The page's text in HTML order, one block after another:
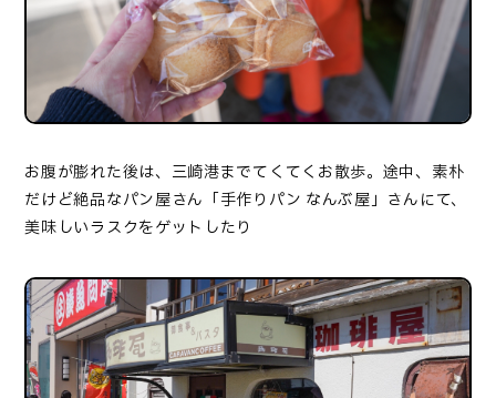
お腹が膨れた後は、三崎港までてくてくお散歩。途中、素朴
だけど絶品なパン屋さん「手作りパン なんぶ屋」さんにて、
美味しいラスクをゲットしたり